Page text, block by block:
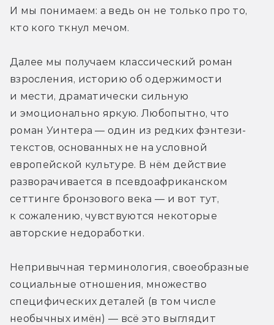
И мы понимаем: а ведь он не только про то,
кто кого ткнул мечом.
Далее мы получаем классический роман
взросления, историю об одержимости
и мести, драматически сильную
и эмоционально яркую. Любопытно, что
роман Уинтера — один из редких фэнтези-
текстов, основанных не на условной
европейской культуре. В нём действие
разворачивается в псевдоафриканском
сеттинге бронзового века — и вот тут,
к сожалению, чувствуются некоторые
авторские недоработки.
Непривычная терминология, своеобразные
социальные отношения, множество
специфических деталей (в том числе
необычных имён) — всё это выглядит